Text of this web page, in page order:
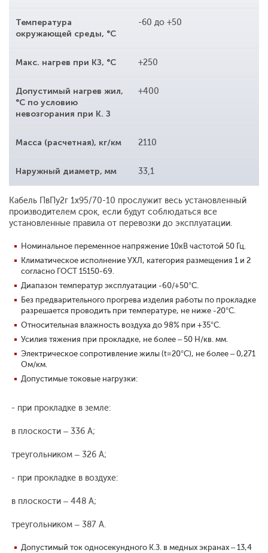
Температура
окружающей среды, °С
-60 до +50
Макс. нагрев при КЗ, °С +250
Допустимый нагрев жил,
°С по условию
невозгорания при К. З
+400
Масса (расчетная), кг/км 2110
Наружный диаметр, мм 33,1
Кабель ПвПу2г 1x95/70-10 прослужит весь установленный
производителем срок, если будут соблюдаться все
установленные правила от перевозки до эксплуатации.
Номинальное переменное напряжение 10кВ частотой 50 Гц.
Климатическое исполнение УХЛ, категория размещения 1 и 2
согласно ГОСТ 15150-69.
Диапазон температур эксплуатации -60/+50°С.
Без предварительного прогрева изделия работы по прокладке
разрешается проводить при температуре, не ниже -20°С.
Относительная влажность воздуха до 98% при +35°С.
Усилия тяжения при прокладке, не более – 50 Н/кв. мм.
Электрическое сопротивление жилы (t=20°С), не более – 0,271
Ом/км.
Допустимые токовые нагрузки:
- при прокладке в земле:
в плоскости – 336 А;
треугольником – 326 А;
- при прокладке в воздухе:
в плоскости – 448 А;
треугольником – 387 А.
Допустимый ток односекундного К.З. в медных экранах – 13,4